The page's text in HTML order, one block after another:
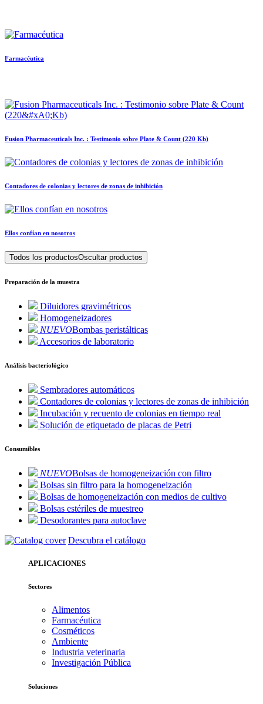
Farmacéutica
Fusion Pharmaceuticals Inc. : Testimonio sobre Plate & Count (220 Kb)
Contadores de colonias y lectores de zonas de inhibición
Ellos confían en nosotros
Todos los productosOscultar productos
Preparación de la muestra
Diluidores gravimétricos
Homogeneizadores
NUEVOBombas peristálticas
Accesorios de laboratorio
Análisis bacteriológico
Sembradores automáticos
Contadores de colonias y lectores de zonas de inhibición
Incubación y recuento de colonias en tiempo real
Solución de etiquetado de placas de Petri
Consumibles
NUEVOBolsas de homogeneización con filtro
Bolsas sin filtro para la homogeneización
Bolsas de homogeneización con medios de cultivo
Bolsas estériles de muestreo
Desodorantes para autoclave
Descubra el catálogo
APLICACIONES
Sectores
Alimentos
Farmacéutica
Cosméticos
Ambiente
Industria veterinaria
Investigación Pública
Soluciones